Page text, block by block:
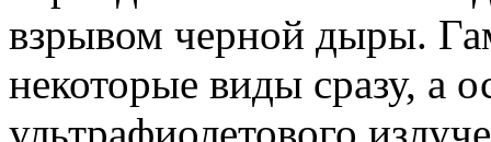
взрывом черной дыры.
некоторые виды сразу, а
ультрафиолетового